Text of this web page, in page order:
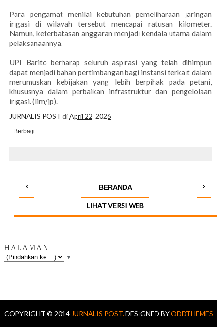
Para pengamat menilai kebutuhan pemeliharaan jaringan
irigasi di wilayah tersebut mencapai ratusan kilometer.
Namun, keterbatasan anggaran menjadi kendala utama dalam
pelaksanaannya.
UPI Barito berharap seluruh aspirasi yang telah dihimpun
dapat menjadi bahan pertimbangan bagi instansi terkait dalam
merumuskan kebijakan yang lebih berpihak pada petani,
khususnya dalam perbaikan infrastruktur dan pengelolaan
irigasi. (lim/jp).
JURNALIS POST diApril 22, 2026
Berbagi
‹ ›
BERANDA
LIHAT VERSI WEB
HALAMAN
▼
COPYRIGHT © 2014JURNALIS POST.DESIGNED BYODDTHEMES